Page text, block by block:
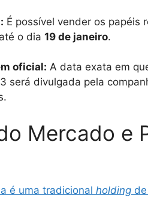
É possível vender os papéis
o dia 19 de janeiro.
oficial: A data exata em
será divulgada pela
Mercado e
é uma tradicional holding